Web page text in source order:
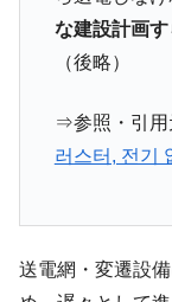
『Money1』
中
国の過剰生産が
種は全般的「不
『Money1』
【
『Money1』 韓
『Money1』
韓
な建設計画す
（後略）
⇒参照・引用
러스터, 전기
送電網・変遷設